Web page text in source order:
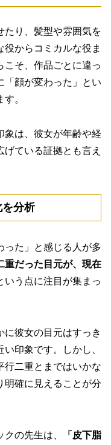
たり、髪型や雰囲気を
からコミカルな役ま
こそ、作品ごとに違っ
「顔が変わった」とい
。
象は、彼女が年齢や経
ている証拠とも言え
を分析
った」と感じる人が多
重だった目元が、現在
いう点に注目が集まっ
に彼女の目元はすっき
印象です。しかし、
行二重とまではいかな
明確に見えることが分
の先生は、 「皮下脂